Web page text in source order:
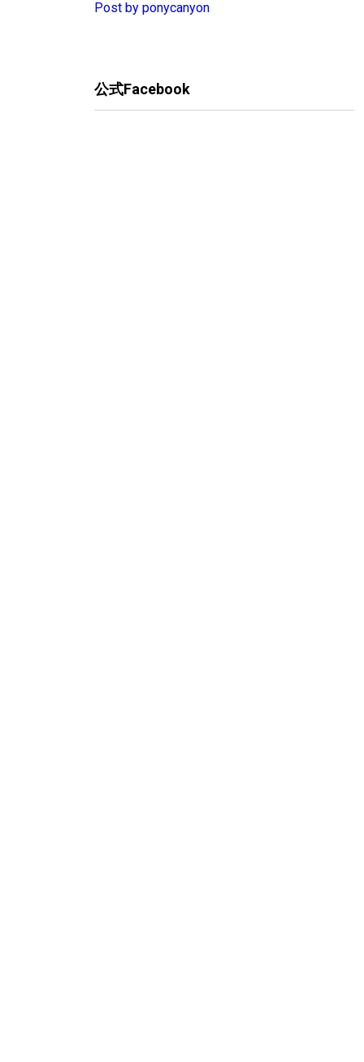
Post by ponycanyon
公式Facebook